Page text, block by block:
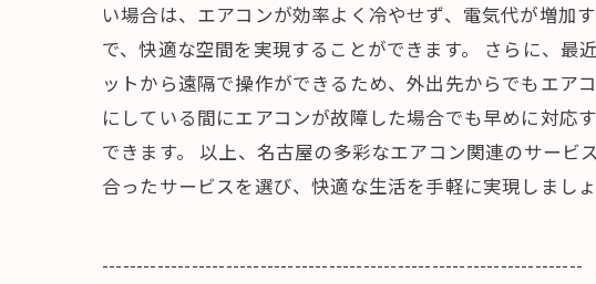
い場合は、エアコンが効率よく冷やせず、電気代が増加
で、快適な空間を実現することができます。 さらに、
ットから遠隔で操作ができるため、外出先からでもエア
にしている間にエアコンが故障した場合でも早めに対応
できます。 以上、名古屋の多彩なエアコン関連のサー
合ったサービスを選び、快適な生活を手軽に実現しましょ
----------------------------------------------------------------------